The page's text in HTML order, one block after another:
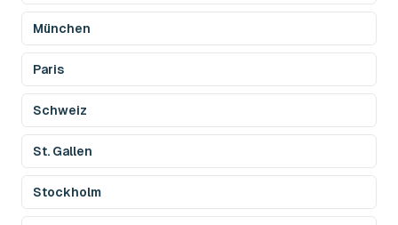
München
Paris
Schweiz
St. Gallen
Stockholm